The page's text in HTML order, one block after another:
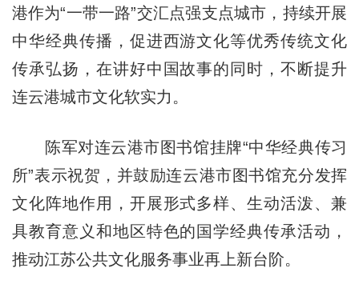
港作为“一带一路”交汇点强支点城市，持续开展
中华经典传播，促进西游文化等优秀传统文化
传承弘扬，在讲好中国故事的同时，不断提升
连云港城市文化软实力。
陈军对连云港市图书馆挂牌“中华经典传习
所”表示祝贺，并鼓励连云港市图书馆充分发挥
文化阵地作用，开展形式多样、生动活泼、兼
具教育意义和地区特色的国学经典传承活动，
推动江苏公共文化服务事业再上新台阶。